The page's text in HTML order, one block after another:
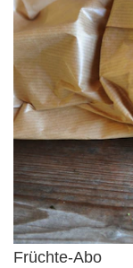
Früchte-Abo